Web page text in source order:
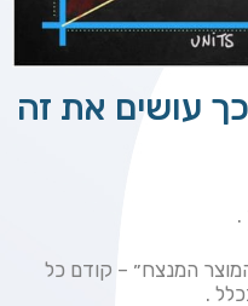
כך עושים את זה
.
המנצח״ – קודם כל
.